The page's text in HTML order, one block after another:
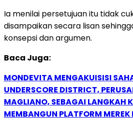
Ia menilai persetujuan itu tidak
disampaikan secara lisan
konsepsi dan argumen.
Baca Juga:
MONDEVITA MENGAKUISISI
UNDERSCORE DISTRICT,
MAGLIANO, SEBAGAI LANGKAH
MEMBANGUN PLATFORM